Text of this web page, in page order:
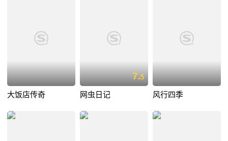
大饭店传奇
7.5
网虫日记 风行四季